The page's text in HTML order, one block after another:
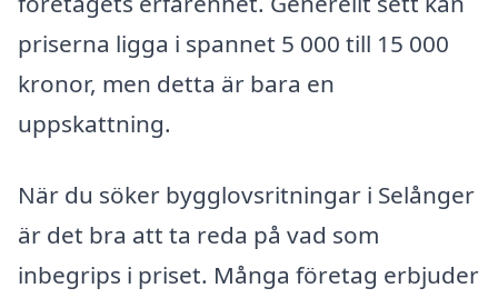
priserna ligga i spannet 5 000 till 15 000
kronor, men detta är bara en
uppskattning.
När du söker bygglovsritningar i Selånger
är det bra att ta reda på vad som
inbegrips i priset. Många företag erbjuder